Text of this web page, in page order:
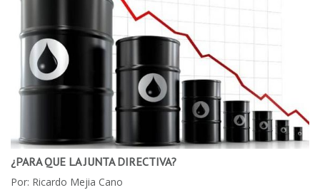
¿PARA QUE LA JUNTA DIRECTIVA?
Por: Ricardo Mejia Cano